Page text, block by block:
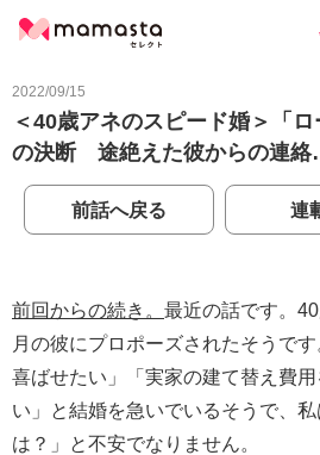
2022/09/15
＜40歳アネのスピード婚＞「
の決断 途絶えた彼からの連絡
前話へ戻る 連
前回からの続き。 最近の話です。
月の彼にプロポーズされたそうで
喜ばせたい」「実家の建て替え費
い」と結婚を急いでいるそうで、
は？」と不安でなりません。